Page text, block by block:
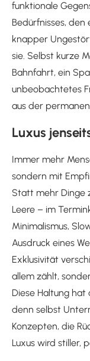
funktionale
Bedürfnisses, den
knapper
sie. Selbst kurze
Bahnfahrt, ein
unbeobachtetes
aus der
Luxus
Immer mehr
sondern mit
Statt mehr Dinge
Leere – im
Minimalismus,
Ausdruck eines
Exklusivität
allem zählt,
Diese Haltung hat
denn selbst
Konzepten, die
Luxus wird stiller,